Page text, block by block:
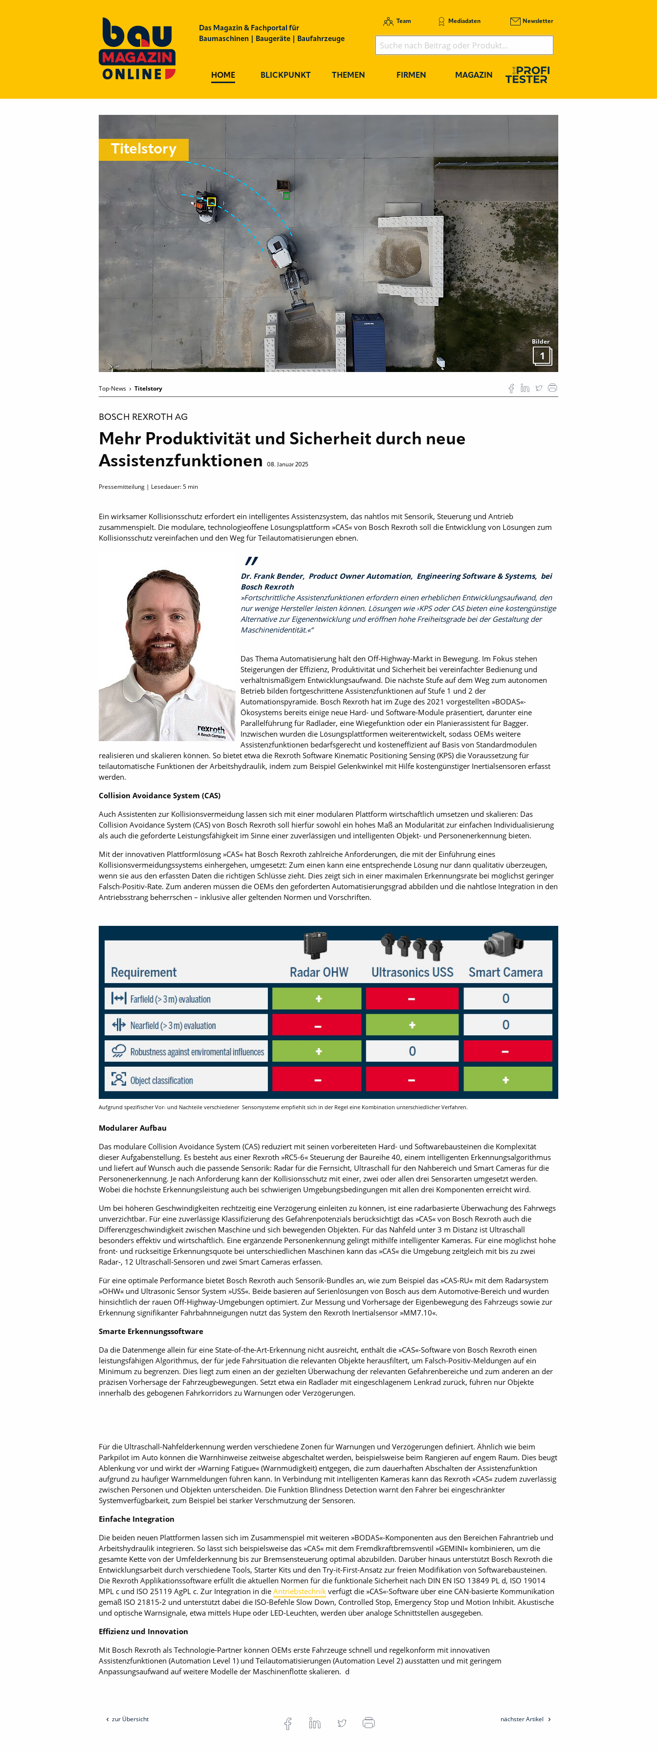
Das Magazin & Fachportal für
Baumaschinen | Baugeräte | Baufahrzeuge
Team Mediadaten Newsletter
HOME BLICKPUNKT THEMEN FIRMEN MAGAZIN
Bilder
1
Titelstory
Top-News Titelstory
BOSCH REXROTH AG
Mehr Produktivität und Sicherheit durch neue
Assistenzfunktionen
08. Januar 2025
Pressemitteilung | Lesedauer:5 min
Ein wirksamer Kollisionsschutz erfordert ein intelligentes Assistenzsystem, das nahtlos mit Sensorik, Steuerung und Antrieb
zusammenspielt. Die modulare, technologieoffene Lösungsplattform »CAS« von Bosch Rexroth soll die Entwicklung von Lösungen zum
Kollisionsschutz vereinfachen und den Weg für Teilautomatisierungen ebnen.
Dr. Frank Bender, Product Owner Automation, Engineering Software & Systems, bei
Bosch Rexroth
»Fortschrittliche Assistenzfunktionen erfordern einen erheblichen Entwicklungsaufwand, den
nur wenige Hersteller leisten können. Lösungen wie ›KPS oder CAS bieten eine kostengünstige
Alternative zur Eigenentwicklung und eröffnen hohe Freiheitsgrade bei der Gestaltung der
Maschinenidentität.«
Das Thema Automatisierung hält den Off-Highway-Markt in Bewegung. Im Fokus stehen
Steigerungen der Effizienz, Produktivität und Sicherheit bei vereinfachter Bedienung und
verhältnismäßigem Entwicklungsaufwand. Die nächste Stufe auf dem Weg zum autonomen
Betrieb bilden fortgeschrittene Assistenzfunktionen auf Stufe 1 und 2 der
Automationspyramide. Bosch ­Rexroth hat im Zuge des 2021 vorgestellten ­»BODAS«-
Ökosystems bereits einige neue Hard- und Software-Module präsentiert, darunter eine
Parallelführung für Radlader, eine Wiegefunktion oder ein Planierassistent für Bagger.
Inzwischen wurden die Lösungsplattformen weiterentwickelt, sodass OEMs weitere
Assistenzfunktionen bedarfsgerecht und kosteneffizient auf Basis von Standardmodulen
realisieren und skalieren können. So bietet etwa die Rexroth Software ­Kinematic Positioning Sensing (KPS) die Voraussetzung für
teilautomatische Funktionen der Arbeitshydraulik, indem zum Beispiel Gelenkwinkel mit Hilfe kostengünstiger Inertialsen­soren erfasst
werden.
Collision Avoidance System (CAS)
Auch Assistenten zur Kollisionsvermeidung lassen sich mit einer modularen Plattform wirtschaftlich umsetzen und skalieren: Das
Collision Avoidance System (CAS) von Bosch Rexroth soll hierfür sowohl ein hohes Maß an Modularität zur einfachen Individualisierung
als auch die geforderte Leistungsfähigkeit im Sinne einer zuverlässigen und intelligenten Objekt- und Personenerkennung bieten.
Mit der innovativen Plattformlösung »CAS« hat Bosch Rexroth zahlreiche Anforderungen, die mit der Einführung eines
Kollisionsvermeidungssystems einhergehen, umgesetzt: Zum einen kann eine entsprechende Lösung nur dann qualitativ überzeugen,
wenn sie aus den erfassten Daten die richtigen Schlüsse zieht. Dies zeigt sich in einer maximalen Erkennungsrate bei möglichst geringer
Falsch-Positiv-Rate. Zum anderen müssen die OEMs den geforderten Automatisierungsgrad abbilden und die nahtlose Integration in den
Antriebsstrang beherrschen – inklusive aller geltenden Normen und Vorschriften.
Aufgrund spezifischer Vor- und Nachteile verschiedener Sensorsysteme empfiehlt sich in der Regel eine Kombination unterschiedlicher Verfahren.
Modularer Aufbau
Das modulare Collision Avoidance System (CAS) reduziert mit seinen vorbereiteten Hard- und Softwarebausteinen die Komplexität
dieser ­Aufgabenstellung. Es besteht aus einer Rexroth »RC5-6« Steuerung der Baureihe 40, einem intelligenten Erkennungsalgorithmus
und liefert auf Wunsch auch die passende Sensorik: Radar für die Fernsicht, ­Ultraschall für den Nahbereich und Smart Cameras für die
Personenerkennung. Je nach Anforderung kann der Kollisionsschutz mit einer, zwei oder allen drei Sensorarten umgesetzt werden.
Wobei die höchste Erkennungsleistung auch bei schwierigen Umgebungsbedingungen mit allen drei Komponenten erreicht wird.
Um bei höheren Geschwindigkeiten rechtzeitig eine Verzögerung einleiten zu können, ist eine radarbasierte Überwachung des Fahrwegs
unverzichtbar. Für eine zuverlässige Klassifizierung des Gefahrenpotenzials berücksichtigt das »CAS« von Bosch Rexroth auch die
Differenzgeschwindigkeit zwischen Maschine und sich bewegenden Objekten. Für das Nahfeld unter 3 m Distanz ist Ultraschall
besonders effektiv und wirtschaftlich. Eine ergänzende Personenkennung gelingt mithilfe intelligenter Kameras. Für eine möglichst hohe
front- und rückseitige Erkennungsquote bei unterschiedlichen Maschinen kann das »CAS« die Umgebung zeitgleich mit bis zu zwei
Radar-, 12 Ultraschall-Sensoren und zwei Smart Cameras erfassen.
Für eine optimale Performance bietet Bosch Rexroth auch Sensorik-Bundles an, wie zum Beispiel das »CAS-RU« mit dem Radarsystem
»OHW« und Ultrasonic Sensor System »USS«. Beide basieren auf Serienlösungen von Bosch aus dem Automotive-Bereich und wurden
hinsichtlich der rauen Off-Highway-Umgebungen optimiert. Zur Messung und Vorhersage der Eigenbewegung des Fahrzeugs sowie zur
Erkennung signifikanter Fahrbahnneigungen nutzt das System den ­Rexroth ­Inertialsensor »MM7.10«.
Smarte Erkennungssoftware
Da die Datenmenge allein für eine State-of-the-Art-Erkennung nicht ausreicht, enthält die »CAS«-Software von Bosch Rexroth einen
leistungsfähigen Algorithmus, der für jede Fahrsituation die relevanten Objekte herausfiltert, um Falsch-Positiv-Meldungen auf ein
Minimum zu begrenzen. Dies liegt zum einen an der gezielten Überwachung der relevanten Gefahrenbereiche und zum anderen an der
präzisen Vorhersage der Fahrzeugbewegungen. Setzt etwa ein Radlader mit eingeschlagenem Lenkrad zurück, führen nur Objekte
innerhalb des gebogenen Fahrkorridors zu Warnungen oder Verzögerungen.
Für die Ultraschall-Nahfelderkennung werden verschiedene Zonen für Warnungen und Verzögerungen definiert. Ähnlich wie beim
Parkpilot im Auto können die Warnhinweise zeitweise abgeschaltet werden, beispielsweise beim Rangieren auf engem Raum. Dies beugt
Ablenkung vor und wirkt der ­»Warning Fatigue« (Warnmüdigkeit) entgegen, die zum dauerhaften Abschalten der Assistenzfunktion
aufgrund zu häufiger Warnmeldungen führen kann. In Verbindung mit intelligenten Kameras kann das Rexroth »CAS« zudem zuverlässig
zwischen Personen und Objekten unterscheiden. Die Funktion Blindness Detection warnt den Fahrer bei eingeschränkter
Systemverfügbarkeit, zum Beispiel bei starker Verschmutzung der Sensoren.
Einfache Integration
Die beiden neuen Plattformen lassen sich im Zusammenspiel mit weiteren »BODAS«-Komponenten aus den Bereichen Fahrantrieb und
Arbeitshydraulik integrieren. So lässt sich beispielsweise das »CAS« mit dem Fremdkraftbremsventil ­»GEMINI« kombinieren, um die
gesamte Kette von der Umfelderkennung bis zur Bremsensteuerung optimal abzubilden. Darüber hinaus unterstützt Bosch Rexroth die
Entwicklungsarbeit durch verschiedene Tools, Starter Kits und den Try-it-First-Ansatz zur freien Modifikation von Softwarebausteinen.
Die Rexroth Applikationssoftware erfüllt die aktuellen Normen für die funktionale Sicherheit nach DIN EN ISO 13849 PL d, ISO 19014
MPL c und ISO 25119 AgPL c. Zur Integration in die Antriebstechnik verfügt die »CAS«-Software über eine CAN-basierte Kommunikation
gemäß ISO 21815-2 und unterstützt dabei die ISO-Befehle Slow Down, Controlled Stop, Emergency Stop und Motion Inhibit. Akustische
und optische Warnsignale, etwa mittels Hupe oder LED-Leuchten, werden über analoge Schnittstellen ausgegeben.
Effizienz und Innovation
Mit Bosch Rexroth als Technologie-Partner können OEMs erste Fahrzeuge schnell und regelkonform mit innovativen
Assistenzfunktionen (Automation ­Level 1) und Teilautomatisierungen (Automation Level 2) ausstatten und mit geringem
Anpassungsaufwand auf weitere Modelle der Maschinenflotte skalieren. d
zur Übersicht nächster Artikel